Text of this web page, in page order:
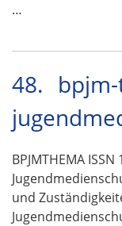
…
48.
BPJMTHEMA
und